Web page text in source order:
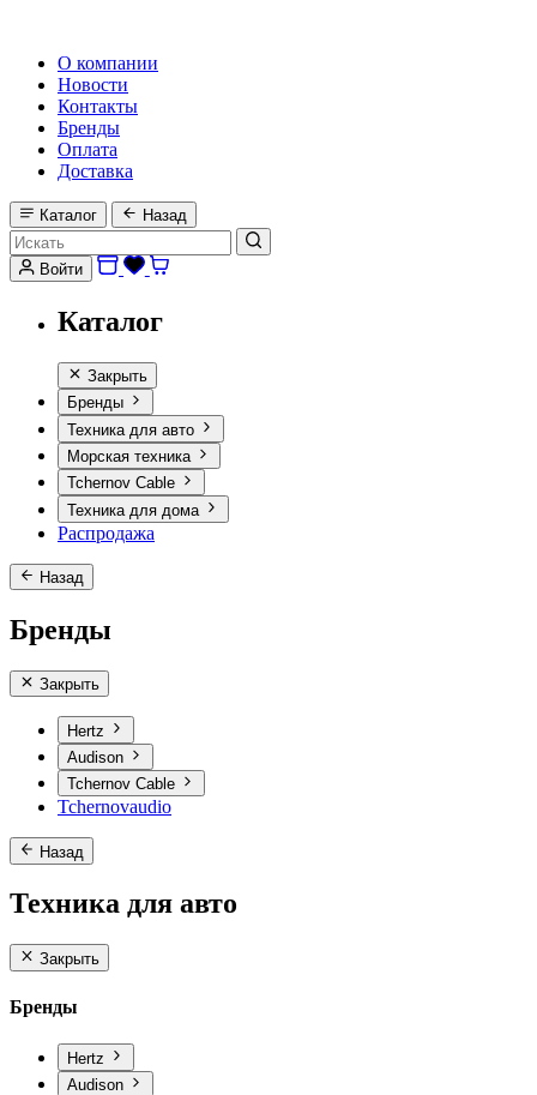
О компании
Новости
Контакты
Бренды
Оплата
Доставка
Каталог Назад
Войти
Каталог
Закрыть
Бренды
Техника для авто
Морская техника
Tchernov Cable
Техника для дома
Распродажа
Назад
Бренды
Закрыть
Hertz
Audison
Tchernov Cable
Tchernovaudio
Назад
Техника для авто
Закрыть
Бренды
Hertz
Audison